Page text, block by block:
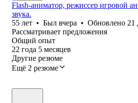
Flash-аниматор, режиссер игровой
звука.
55 лет • Был вчера • Обновлено 21
Рассматривает предложения
Общий опыт
22 года 5 месяцев
Другие резюме
Ещё 2 резюме